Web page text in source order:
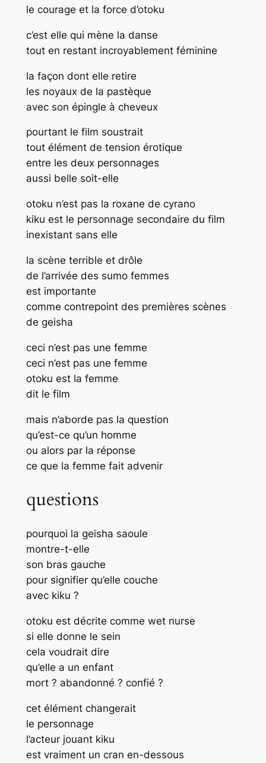
le courage et la force d’otoku
c’est elle qui mène la danse
tout en restant incroyablement féminine
la façon dont elle retire
les noyaux de la pastèque
avec son épingle à cheveux
pourtant le film soustrait
tout élément de tension érotique
entre les deux personnages
aussi belle soit-elle
otoku n’est pas la roxane de cyrano
kiku est le personnage secondaire du film
inexistant sans elle
la scène terrible et drôle
de l’arrivée des sumo femmes
est importante
comme contrepoint des premières scènes
de geisha
ceci n’est pas une femme
ceci n’est pas une femme
otoku est la femme
dit le film
mais n’aborde pas la question
qu’est-ce qu’un homme
ou alors par la réponse
ce que la femme fait advenir
questions
pourquoi la geisha saoule
montre-t-elle
son bras gauche
pour signifier qu’elle couche
avec kiku ?
otoku est décrite comme wet nurse
si elle donne le sein
cela voudrait dire
qu’elle a un enfant
mort ? abandonné ? confié ?
cet élément changerait
le personnage
l’acteur jouant kiku
est vraiment un cran en-dessous